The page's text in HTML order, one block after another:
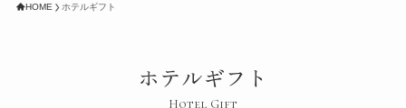
HOME ホテルギフト
ホテルギフト